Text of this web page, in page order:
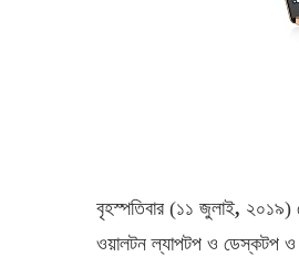
বৃহস্পতিবার (১১ জুলাই, ২০১৯)
ওয়ালটন ল্যাপটপ ও ডেস্কটপ ও